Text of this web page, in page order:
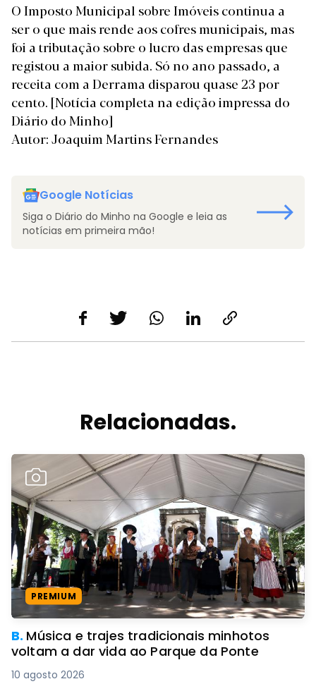
O Imposto Municipal sobre Imóveis continua a
ser o que mais rende aos cofres municipais, mas
foi a tributação sobre o lucro das empresas que
registou a maior subida. Só no ano passado, a
receita com a Derrama disparou quase 23 por
cento. [Notícia completa na edição impressa do
Diário do Minho]
Autor: Joaquim Martins Fernandes
Google Notícias
Siga o Diário do Minho na Google e leia as
notícias em primeira mão!
Relacionadas.
PREMIUM
B. Música e trajes tradicionais minhotos
voltam a dar vida ao Parque da Ponte
10 agosto 2026